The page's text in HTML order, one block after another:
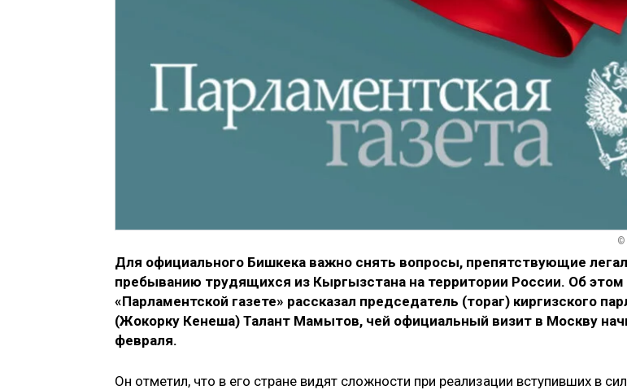
©
Для официального Бишкека важно снять вопросы, препятствующие
пребыванию трудящихся из Кыргызстана на территории России. Об
«Парламентской газете» рассказал председатель (тораг) киргизского
(Жокорку Кенеша) Талант Мамытов, чей официальный визит в Москву
февраля.
Он отметил, что в его стране видят сложности при реализации вступивших в